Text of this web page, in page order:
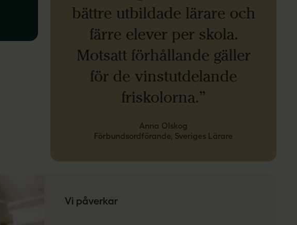
bättre utbildade lärare och
färre elever per skola.
Motsatt förhållande gäller
för de vinstutdelande
friskolorna.”
Anna Olskog
Förbundsordförande, Sveriges Lärare
Vi påverkar